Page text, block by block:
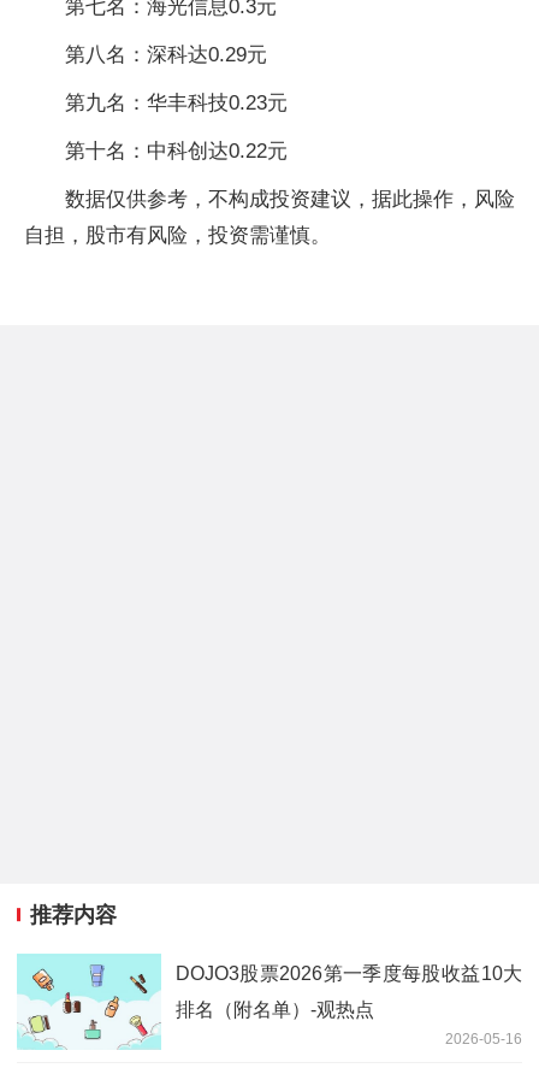
第七名：海光信息0.3元
第八名：深科达0.29元
第九名：华丰科技0.23元
第十名：中科创达0.22元
数据仅供参考，不构成投资建议，据此操作，风险
自担，股市有风险，投资需谨慎。
推荐内容
DOJO3股票2026第一季度每股收益10大
排名（附名单）-观热点
2026-05-16